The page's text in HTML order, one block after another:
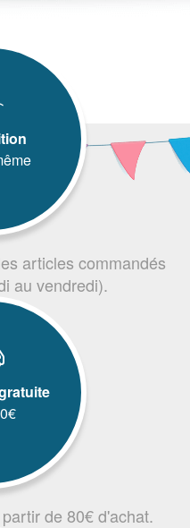
articles commandés
au vendredi).
de 80€ d'achat.